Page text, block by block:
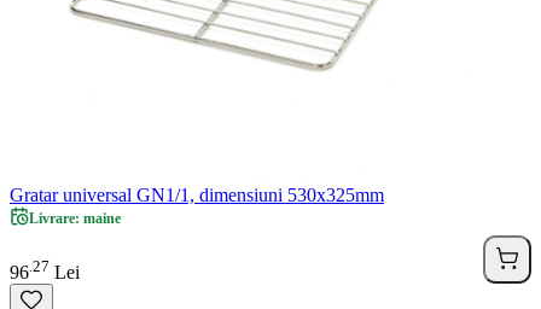
Gratar universal GN1/1, dimensiuni 530x325mm
Livrare: maine
96 27 Lei